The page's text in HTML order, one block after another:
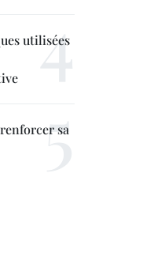
utilisées
sa